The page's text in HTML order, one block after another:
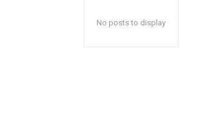
No posts to display